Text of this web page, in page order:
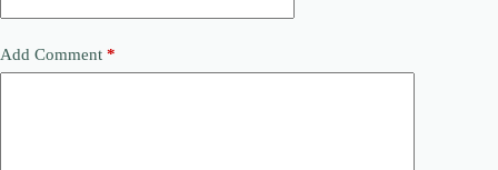
Add Comment *